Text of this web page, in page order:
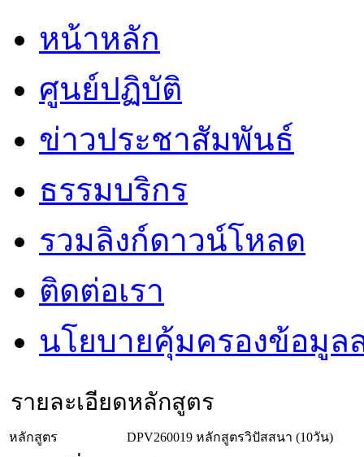
หน้าหลัก
ศูนย์ปฏิบัติ
ข่าวประชาสัมพันธ์
ธรรมบริกร
รวมลิงก์ดาวน์โหลด
ติดต่อเรา
นโยบายคุ้มครองข้อมูล
รายละเอียดหลักสูตร
หลักสูตร DPV260019 หลักสูตรวิปัสสนา (10วัน)